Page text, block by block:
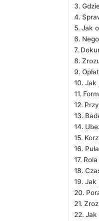
Jak
Jak
Jak
Jak